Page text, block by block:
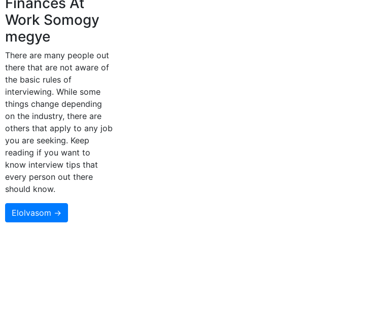
Work Somogy
megye
There are many people out
there that are not aware of
the basic rules of
interviewing. While some
things change depending
on the industry, there are
others that apply to any job
you are seeking. Keep
reading if you want to
know interview tips that
every person out there
should know.
Elolvasom →